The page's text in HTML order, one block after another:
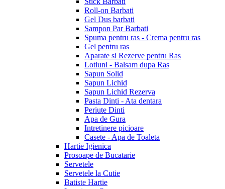
Roll-on Barbati
Gel Dus barbati
Sampon Par Barbati
Spuma pentru ras - Crema pentru ras
Gel pentru ras
Aparate si Rezerve pentru Ras
Lotiuni - Balsam dupa Ras
Sapun Solid
Sapun Lichid
Sapun Lichid Rezerva
Pasta Dinti - Ata dentara
Periute Dinti
Apa de Gura
Intretinere picioare
Casete - Apa de Toaleta
Hartie Igienica
Prosoape de Bucatarie
Servetele
Servetele la Cutie
Batiste Hartie